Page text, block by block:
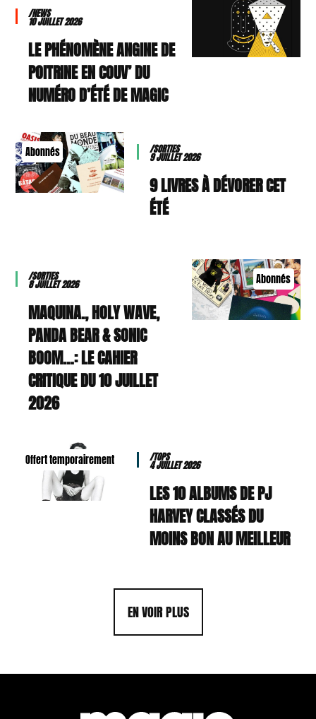
/NEWS
10 JUILLET 2026
LE PHÉNOMÈNE ANGINE DE
POITRINE EN COUV’ DU
NUMÉRO D’ÉTÉ DE MAGIC
Abonnés /SORTIES
9 JUILLET 2026
9 LIVRES À DÉVORER CET
ÉTÉ
Abonnés
/SORTIES
8 JUILLET 2026
MAQUINA., HOLY WAVE,
PANDA BEAR & SONIC
BOOM…: LE CAHIER
CRITIQUE DU 10 JUILLET
2026
Offert temporairement /TOPS
4 JUILLET 2026
LES 10 ALBUMS DE PJ
HARVEY CLASSÉS DU
MOINS BON AU MEILLEUR
EN VOIR PLUS